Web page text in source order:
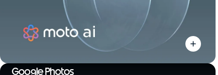
Google Photos